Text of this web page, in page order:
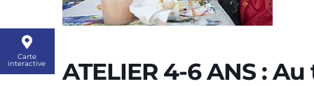
Carte
interactive ATELIER 4-6 ANS :